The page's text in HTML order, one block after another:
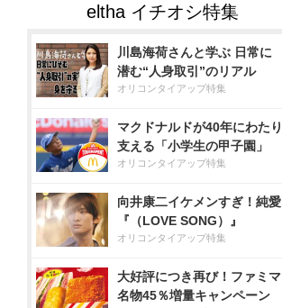
川島海荷さんと学ぶ 日常に
潜む“人身取引”のリアル
オリコンタイアップ特集
マクドナルドが40年にわたり
支える「小学生の甲子園」
オリコンタイアップ特集
向井康二イケメンすぎ！純愛
『（LOVE SONG）』
オリコンタイアップ特集
大好評につき再び！ファミマ
名物45％増量キャンペーン